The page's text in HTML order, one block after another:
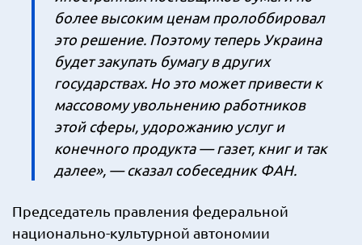
более высоким ценам пролоббировал
это решение. Поэтому теперь Украина
будет закупать бумагу в других
государствах. Но это может привести к
массовому увольнению работников
этой сферы, удорожанию услуг и
конечного продукта — газет, книг и так
далее», — сказал собеседник ФАН.
Председатель правления федеральной
национально-культурной автономии